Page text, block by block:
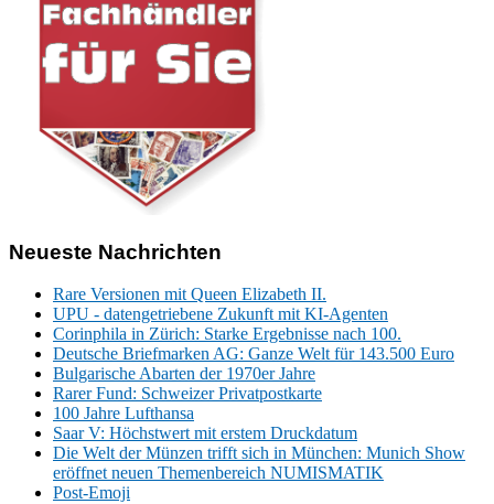
Neueste Nachrichten
Rare Versionen mit Queen Elizabeth II.
UPU - datengetriebene Zukunft mit KI-Agenten
Corinphila in Zürich: Starke Ergebnisse nach 100.
Deutsche Briefmarken AG: Ganze Welt für 143.500 Euro
Bulgarische Abarten der 1970er Jahre
Rarer Fund: Schweizer Privatpostkarte
100 Jahre Lufthansa
Saar V: Höchstwert mit erstem Druckdatum
Die Welt der Münzen trifft sich in München: Munich Show
eröffnet neuen Themenbereich NUMISMATIK
Post-Emoji